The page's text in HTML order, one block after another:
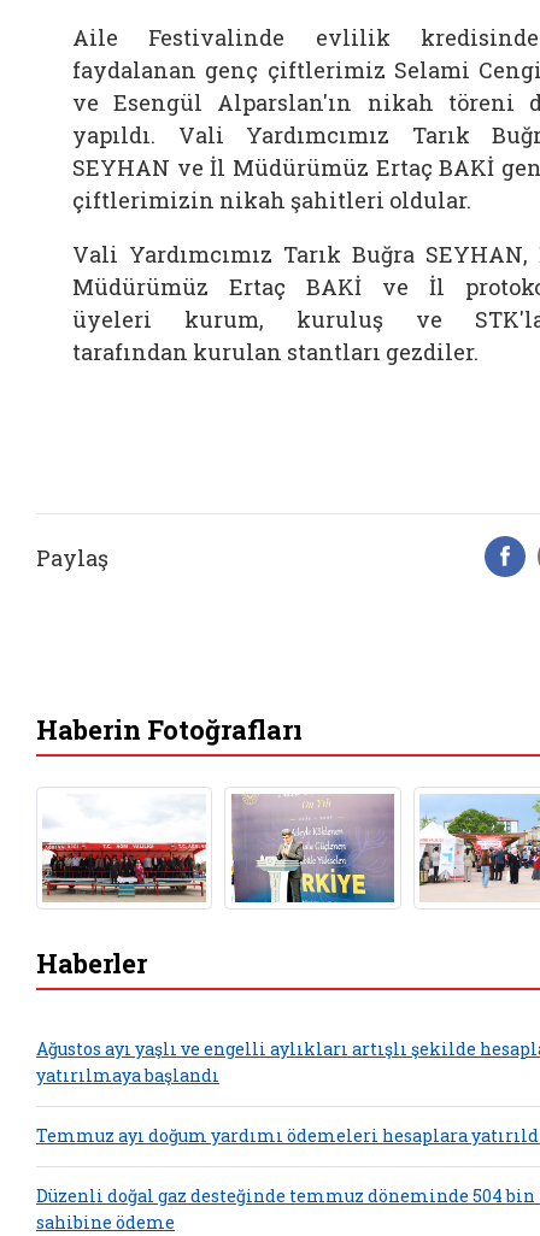
Aile Festivalinde evlilik
faydalanan genç çiftlerimiz Selami
ve Esengül Alparslan'ın nikah töreni
yapıldı. Vali Yardımcımız Tarık
SEYHAN ve İl Müdürümüz Ertaç BAKİ
çiftlerimizin nikah şahitleri oldular.
Vali Yardımcımız Tarık Buğra
Müdürümüz Ertaç BAKİ ve İl
üyeleri kurum, kuruluş ve
tarafından kurulan stantları gezdiler.
Paylaş
Haberin Fotoğrafları
Haberler
Ağustos ayı yaşlı ve engelli aylıkları artışlı şekilde
yatırılmaya başlandı
Temmuz ayı doğum yardımı ödemeleri hesaplara
Düzenli doğal gaz desteğinde temmuz döneminde 504
sahibine ödeme